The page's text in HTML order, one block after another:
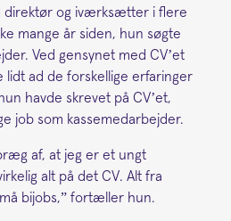
direktør og iværksætter i flere
mange år siden, hun søgte
Ved gensynet med CV’et
lidt ad de forskellige erfaringer
havde skrevet på CV’et,
job som kassemedarbejder.
af, at jeg er et ungt
alt på det CV. Alt fra
bijobs,” fortæller hun.